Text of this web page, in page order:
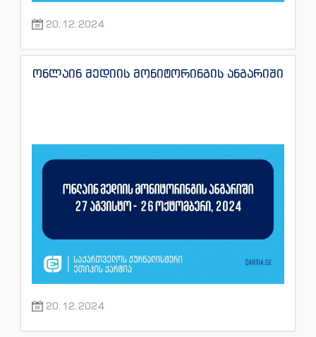
20.12.2024
ონლაინ მედიის მონიტორინგის ანგარიში
20.12.2024